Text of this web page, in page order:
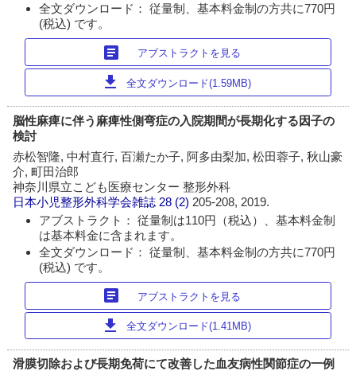
全文ダウンロード： 従量制、基本料金制の方共に770円
(税込) です。
article アブストラクトを見る
download 全文ダウンロード(1.59MB)
脳性麻痺に伴う麻痺性側弯症の入院期間が長期化する因子の
検討
赤松智隆, 中村直行, 百瀬たか子, 阿多由梨加, 松田蓉子, 秋山豪
介, 町田治郎
神奈川県立こども医療センター 整形外科
日本小児整形外科学会雑誌 28 (2) 205-208, 2019.
アブストラクト： 従量制は110円（税込）、基本料金制
は基本料金に含まれます。
全文ダウンロード： 従量制、基本料金制の方共に770円
(税込) です。
article アブストラクトを見る
download 全文ダウンロード(1.41MB)
滑膜切除および長期免荷にて改善した血友病性関節症の一例